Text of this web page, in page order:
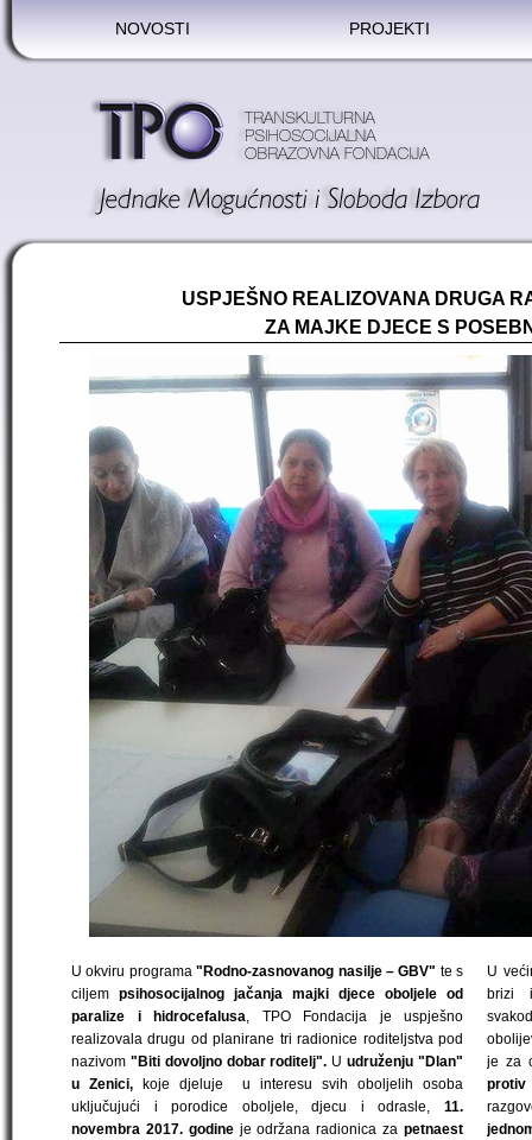
NOVOSTI PROJEKTI
USPJEŠNO REALIZOVANA DRUGA
ZA MAJKE DJECE S
U okviru programa"Rodno-zasnovanog nasilje – GBV" te s
ciljem psihosocijalnog jačanja majki djece oboljele od
paralize i hidrocefalusa, TPO Fondacija je uspješno
realizovala drugu od planirane tri radionice roditeljstva pod
nazivom "Biti dovoljno dobar roditelj". Uudruženju "Dlan"
u Zenici, koje djeluje u interesu svih oboljelih osoba
uključujući i porodice oboljele, djecu i odrasle, 11.
novembra 2017. godineje održana radionica zapetnaest
U
brizi
je za
protiv